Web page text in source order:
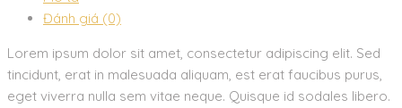
Đánh giá (0)
Lorem ipsum dolor sit amet, consectetur adipiscing elit. Sed
tincidunt, erat in malesuada aliquam, est erat faucibus purus,
eget viverra nulla sem vitae neque. Quisque id sodales libero.